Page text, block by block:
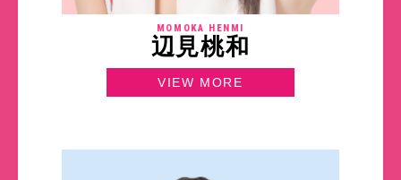
MOMOKA HENMI
辺見桃和
VIEW MORE